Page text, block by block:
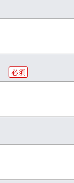
必須